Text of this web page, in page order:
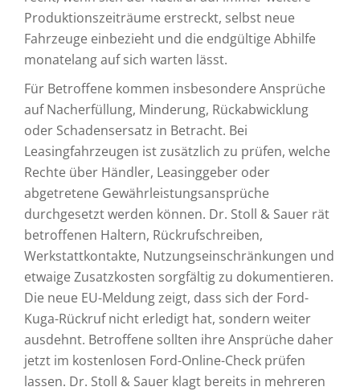
Produktionszeiträume erstreckt, selbst neue
Fahrzeuge einbezieht und die endgültige Abhilfe
monatelang auf sich warten lässt.
Für Betroffene kommen insbesondere Ansprüche
auf Nacherfüllung, Minderung, Rückabwicklung
oder Schadensersatz in Betracht. Bei
Leasingfahrzeugen ist zusätzlich zu prüfen, welche
Rechte über Händler, Leasinggeber oder
abgetretene Gewährleistungsansprüche
durchgesetzt werden können. Dr. Stoll & Sauer rät
betroffenen Haltern, Rückrufschreiben,
Werkstattkontakte, Nutzungseinschränkungen und
etwaige Zusatzkosten sorgfältig zu dokumentieren.
Die neue EU-Meldung zeigt, dass sich der Ford-
Kuga-Rückruf nicht erledigt hat, sondern weiter
ausdehnt. Betroffene sollten ihre Ansprüche daher
jetzt im kostenlosen Ford-Online-Check prüfen
lassen. Dr. Stoll & Sauer klagt bereits in mehreren